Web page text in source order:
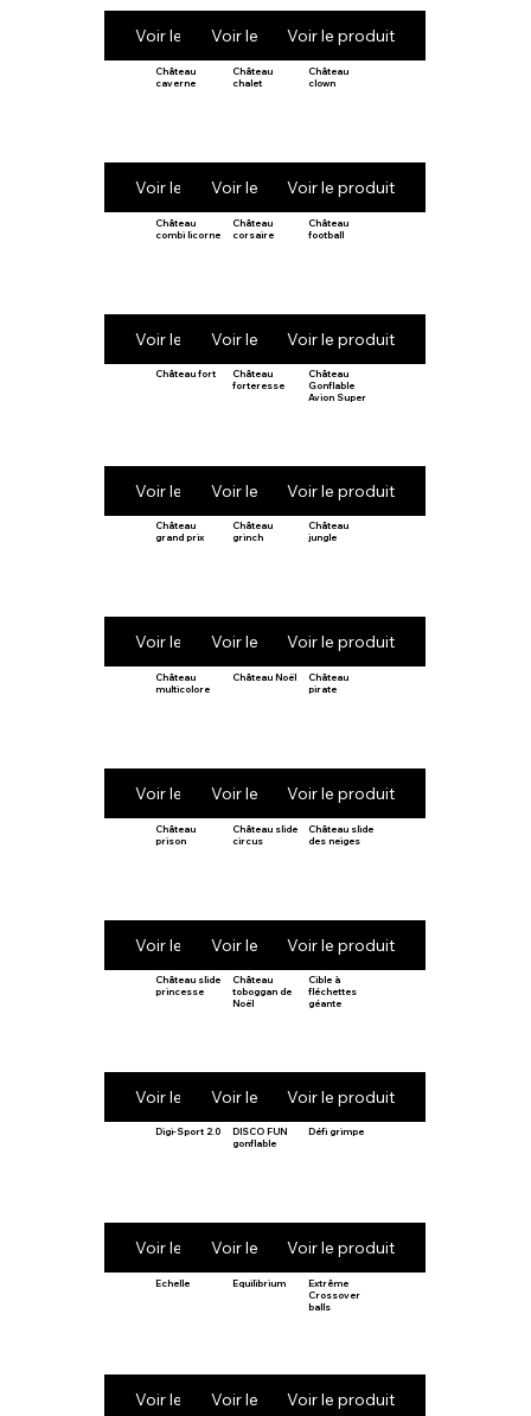
Voir le produitVoir le produitVoir le produit
Château
caverne
Voir le produit
Château
chalet
Voir le produit
Château
clown
Voir le produit
Château
combi licorne
Voir le produit
Château
corsaire
Voir le produit
Château
football
Voir le produit
Château fort
Voir le produit
Château
forteresse
Voir le produit
Château
Gonflable
Avion Super
Voir le produit
Château
grand prix
Voir le produit
Château
grinch
Voir le produit
Château
jungle
Voir le produit
Château
multicolore
Voir le produit
Château Noël
Voir le produit
Château
pirate
Voir le produit
Château
prison
Voir le produit
Château slide
circus
Voir le produit
Château slide
des neiges
Voir le produit
Château slide
princesse
Voir le produit
Château
toboggan de
Noël
Voir le produit
Cible à
fléchettes
géante
Voir le produit
Digi-Sport 2.0
Voir le produit
DISCO FUN
gonflable
Voir le produit
Défi grimpe
Voir le produit
Echelle
Voir le produit
Equilibrium
Voir le produit
Extrême
Crossover
balls
Voir le produit